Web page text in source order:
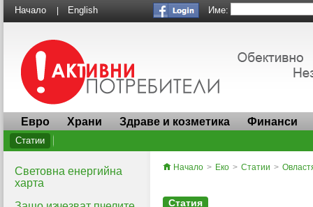
Начало English Име:
Евро Храни Здраве и козметика Финанси
Статии
Световна енергийна
харта
Начало > Еко > Статии >
Статия